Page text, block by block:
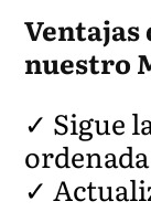
Ventajas
nuestro
✓ Sigue
✓